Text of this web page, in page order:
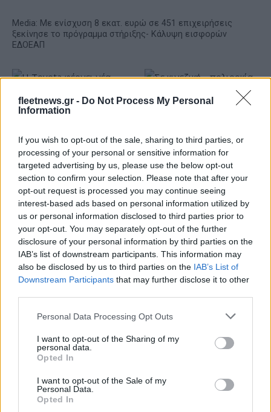
fleetnews.gr - Do Not Process My Personal
Information
If you wish to opt-out of the sale, sharing to third parties, or
processing of your personal or sensitive information for
targeted advertising by us, please use the below opt-out
section to confirm your selection. Please note that after your
opt-out request is processed you may continue seeing
interest-based ads based on personal information utilized by
us or personal information disclosed to third parties prior to
your opt-out. You may separately opt-out of the further
disclosure of your personal information by third parties on the
IAB’s list of downstream participants. This information may
also be disclosed by us to third parties on the IAB’s List of
Downstream Participants that may further disclose it to other
Please note that this website/app uses one or more Google
not limited to your visit or usage behaviour. You may click to
grant or deny consent to Google and its third-party tags to
use your data for below specified purposes in below Google
consent section.
Personal Data Processing Opt Outs
I want to opt-out of the Sharing of my
personal data.
Opted In
I want to opt-out of the Sale of my
Personal Data.
Opted In
Media: Με ενίσχυση 8 εκατ. ευρώ σε 451 επιχειρήσεις
ξεκίνησε το πρόγραμμα στήριξης- Κάλυψη εισφορών
ΕΔΟΕΑΠ
Η Toyota φέρνει νέα γενιά
μπαταριών για τα υβριδικά
της
Σε κινεζική… πολιορκία η
ευρωπαϊκή
αυτοκινητοβιομηχανία
Νέο Audi A2 e-tron με στόχο την κορυφή της
αποδοτικότητας
Εθνική Νεανίδων: Απέναντι
στην Ισλανδία για την 5η
θέση στο Ευρωμπάσκετ (live
stream)
Εφές: Χωρίς Παπαγιάννη
στην έναρξη της σεζόν